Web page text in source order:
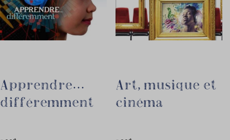
Apprendre…
différemment
Art, musique et
cinéma